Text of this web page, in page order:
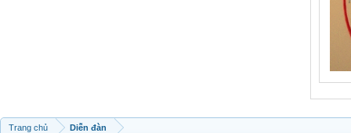
Trang chủ Diễn đàn